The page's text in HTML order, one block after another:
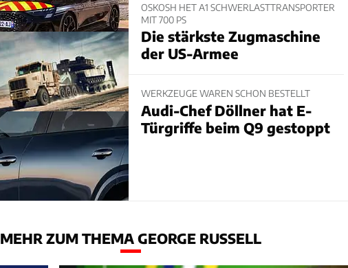
OSKOSH HET A1 SCHWERLASTTRANSPORTER
MIT 700 PS
Die stärkste Zugmaschine
der US-Armee
WERKZEUGE WAREN SCHON BESTELLT
Audi-Chef Döllner hat E-
Türgriffe beim Q9 gestoppt
MEHR ZUM THEMA GEORGE RUSSELL